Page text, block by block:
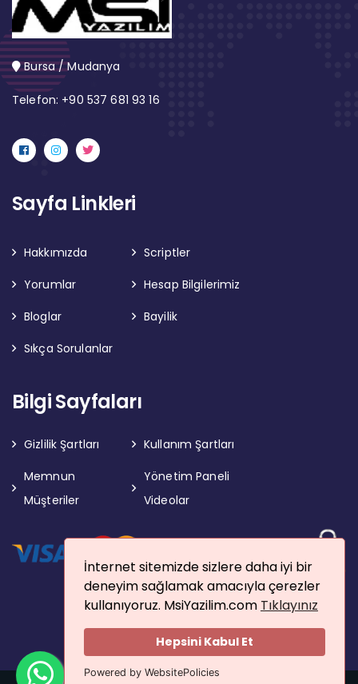
İnternet sitemizde sizlere daha iyi bir
deneyim sağlamak amacıyla çerezler
kullanıyoruz. MsiYazilim.com Tıklayınız
Hepsini Kabul Et
Powered by WebsitePolicies
Bursa / Mudanya
Telefon: +90 537 681 93 16
Sayfa Linkleri
Hakkımızda
Scriptler
Yorumlar
Hesap Bilgilerimiz
Bloglar
Bayilik
Sıkça Sorulanlar
Bilgi Sayfaları
Gizlilik Şartları
Kullanım Şartları
Memnun
Müşteriler
Yönetim Paneli
Videolar